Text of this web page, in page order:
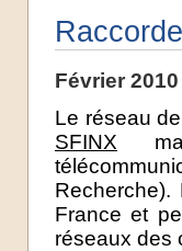
Février 2010
Le réseau
SFINX
France et
réseaux des